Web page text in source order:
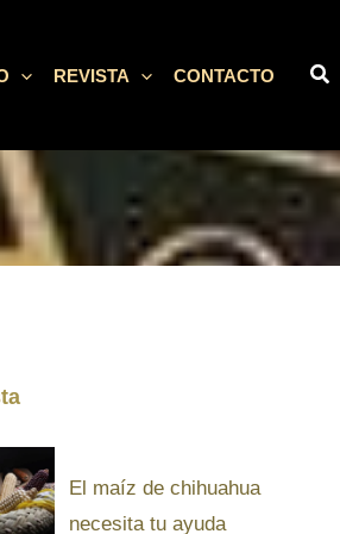
REVISTA CONTACTO
El maíz de chihuahua
necesita tu ayuda